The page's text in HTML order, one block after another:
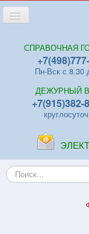
Переключить
навигацию
Новости
Отделения
Поликлиники
Контакты
Видео
СПРАВОЧНАЯ
Пн-Вск с 8.30
ДЕЖУРНЫЙ
+7(915)382-
Искать...